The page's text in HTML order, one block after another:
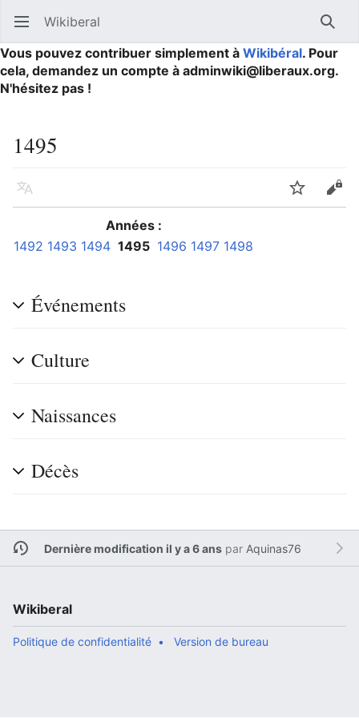
Ouvrir le menu principal Wikiberal
Vous pouvez contribuer simplement à Wikibéral. Pour
cela, demandez un compte à adminwiki@liberaux.org.
N'hésitez pas !
1495
Langue Suivre
Années :
1492 1493 1494 1495 1496 1497 1498
Événements
Culture
Naissances
Décès
Dernière modification il y a 6 anspar Aquinas76
Wikiberal
Politique de confidentialité Version de bureau